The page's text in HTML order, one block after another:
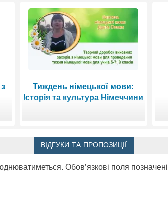
Тиждень німецької мови:
Історія та культура Німеччини
ВІДГУКИ ТА ПРОПОЗИЦІЇ
Обов’язкові поля позначені